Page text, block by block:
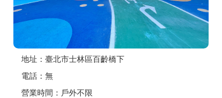
APP下載
地址：臺北市士林區百齡橋下
電話：無
營業時間：戶外不限